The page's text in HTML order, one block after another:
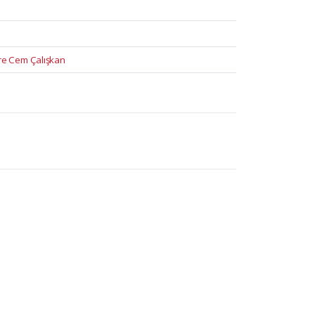
Cem Çalışkan